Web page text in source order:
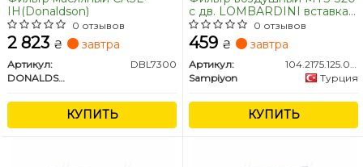
IH(Donaldson)
0 отзывов
2 823 ₴ завтра
Артикул:
DBL7300
DONALDSON
КУПИТЬ
с дв. LOMBARDINI вставка
ATLAS, CASE, CAT,
KOMATSU, NEW HOLLAND
(пр-во SAMPIYON)
0 отзывов
459 ₴ завтра
Артикул:
104.2175.125.0 (CR 0102)
Sampiyon
Турция
КУПИТЬ